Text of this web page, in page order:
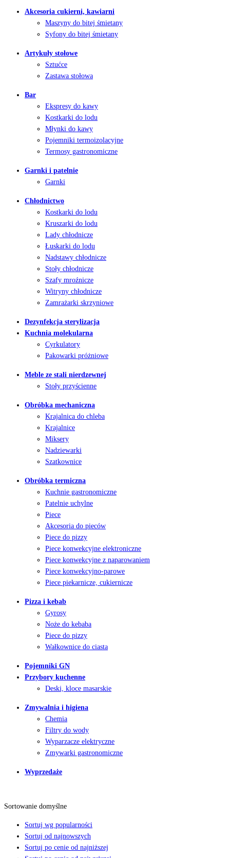
Akcesoria cukierni, kawiarni
Maszyny do bitej śmietany
Syfony do bitej śmietany
Artykuły stołowe
Sztućce
Zastawa stołowa
Bar
Ekspresy do kawy
Kostkarki do lodu
Młynki do kawy
Pojemniki termoizolacyjne
Termosy gastronomiczne
Garnki i patelnie
Garnki
Chłodnictwo
Kostkarki do lodu
Kruszarki do lodu
Lady chłodnicze
Łuskarki do lodu
Nadstawy chłodnicze
Stoły chłodnicze
Szafy mroźnicze
Witryny chłodnicze
Zamrażarki skrzyniowe
Dezynfekcja sterylizacja
Kuchnia molekularna
Cyrkulatory
Pakowarki próżniowe
Meble ze stali nierdzewnej
Stoły przyścienne
Obróbka mechaniczna
Krajalnica do chleba
Krajalnice
Miksery
Nadziewarki
Szatkownice
Obróbka termiczna
Kuchnie gastronomiczne
Patelnie uchylne
Piece
Akcesoria do pieców
Piece do pizzy
Piece konwekcyjne elektroniczne
Piece konwekcyjne z naparowaniem
Piece konwekcyjno-parowe
Piece piekarnicze, cukiernicze
Pizza i kebab
Gyrosy
Noże do kebaba
Piece do pizzy
Wałkownice do ciasta
Pojemniki GN
Przybory kuchenne
Deski, kloce masarskie
Zmywalnia i higiena
Chemia
Filtry do wody
Wyparzacze elektryczne
Zmywarki gastronomiczne
Wyprzedaże
Sortowanie domyślne
Sortuj wg popularności
Sortuj od najnowszych
Sortuj po cenie od najniższej